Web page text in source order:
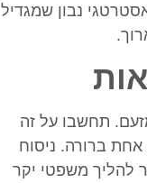
נבון שמגדיל
תחשבו על זה
ברורה. ניסוח
להליך משפטי יקר